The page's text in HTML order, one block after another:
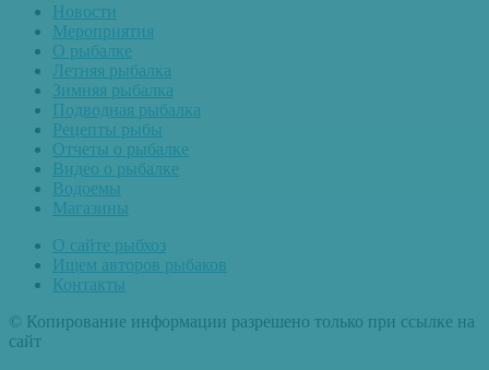
Новости
Мероприятия
О рыбалке
Летняя рыбалка
Зимняя рыбалка
Подводная рыбалка
Рецепты рыбы
Отчеты о рыбалке
Видео о рыбалке
Водоемы
Магазины
О сайте рыбхоз
Ищем авторов рыбаков
Контакты
© Копирование информации разрешено только при ссылке на
сайт